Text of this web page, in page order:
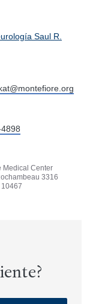
Saul R.
Medical Center
3316
10467